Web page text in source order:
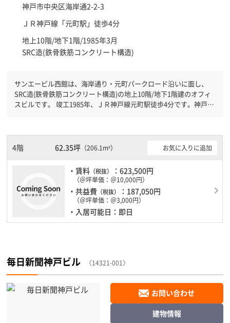
神戸市中央区海岸通2-2-3
ＪＲ神戸線「元町駅 」徒歩4分
地上10階/地下1階/1985年3月
SRC造(鉄骨鉄筋コンクリート構造)
サンエービル西館は、海岸通り・元町パークロード沿いに面し、
SRC造(鉄骨鉄筋コンクリート構造)の地上10階/地下1階建のオフィ
スビルです。 竣工1985年、ＪＲ神戸線元町駅徒歩4分です。神戸市
耐震基準を満たしておりますので、耐震性がしっかりとしていま
す。土日・祝日も利用可能になりますので時間帯を気にせず利用で
すいです。ＥＶが複数基ありますので、フロアまでの待ち時間があ
4階 62.35坪（206.1m²） お気に入りに追加
・賃料 （税抜） ：623,500円
（＠坪単価：＠10,000円）
・共益費 （税抜） ：187,050円
（＠坪単価：＠3,000円）
・入居可能日：即日
毎日新聞神戸ビル 〈14321-001〉
お問い合わせ
建物情報